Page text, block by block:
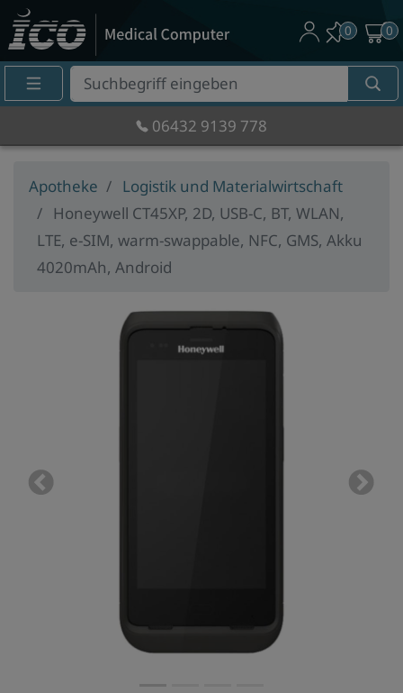
Suche
Eingabefeld
0 0
06432 9139 778
Apotheke
Logistik und Materialwirtschaft
Honeywell CT45XP, 2D, USB-C, BT, WLAN,
LTE, e-SIM, warm-swappable, NFC, GMS, Akku
4020mAh, Android
Previous Next